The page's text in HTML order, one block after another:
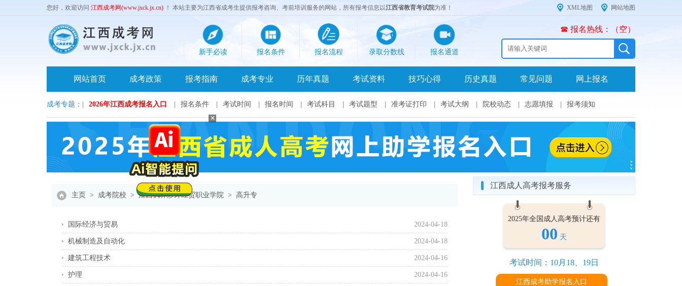
您好，欢迎访问 江西成考网(www.jxck.jx.cn) ！ 本站主要为江西省成考生提供报考咨询、考前培训服务的网站，所有报考信息以江西省教育考试院为准！ 网站地图
XML地图
新手必读 报名条件 报名流程 录取分数线 报名通道
☎ 报名热线：（空）
网站首页 成考政策 报考指南 成考专业 历年真题 考试资料 技巧心得 历史真题 常见问题 网上报名
成考专题： 2026年江西成考报名入口 报名条件 考试时间 报名时间 考试科目 考试题型 准考证打印 考试大纲 院校动态 志愿填报 报考须知
主页 > 成考院校 > 江西枫林涉外经贸职业学院 > 高升专
2024-04-18
国际经济与贸易
2024-04-18
机械制造及自动化
2024-04-16
建筑工程技术
2024-04-16
护理
江西成人高考报考服务
2025年全国成人高考预计还有
00 天
考试时间：10月18、19日
江西成考助学报名入口